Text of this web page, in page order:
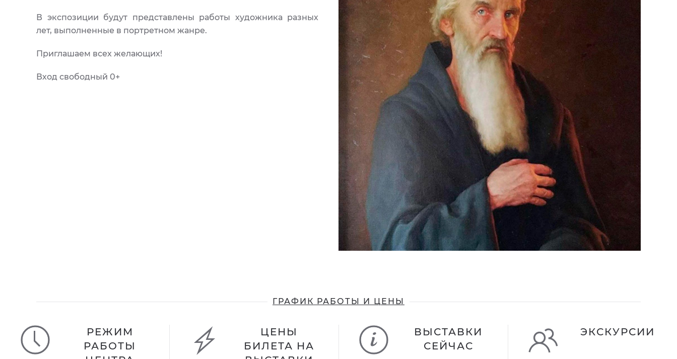
В экспозиции будут представлены работы художника разных
лет, выполненные в портретном жанре.
Приглашаем всех желающих!
Вход свободный 0+
ГРАФИК РАБОТЫ И ЦЕНЫ
РЕЖИМ
РАБОТЫ
ЦЕНЫ
БИЛЕТА НА
ВЫСТАВКИ
СЕЙЧАС
ЭКСКУРСИИ